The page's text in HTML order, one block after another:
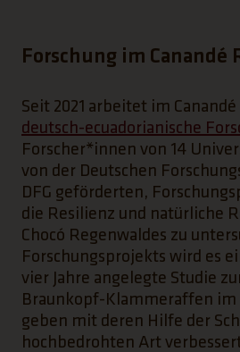
Forschung im Canandé
Seit 2021 arbeitet im
deutsch-ecuadorianische
Forscher*innen von 14
von der Deutschen
DFG geförderten,
die Resilienz und natürliche
Chocó Regenwaldes zu
Forschungsprojekts wird es
vier Jahre angelegte Studie
Braunkopf-Klammeraffen im
geben mit deren Hilfe der
hochbedrohten Art